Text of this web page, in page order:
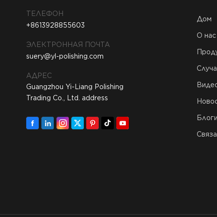
ТЕЛЕФОН
+8613928855603
ЭЛЕКТРОННАЯ ПОЧТА
suery@yl-polishing.com
АДРЕС
Guangzhou Yi-Liang Polishing
Trading Co., Ltd. address
Дом
О нас
Блоги